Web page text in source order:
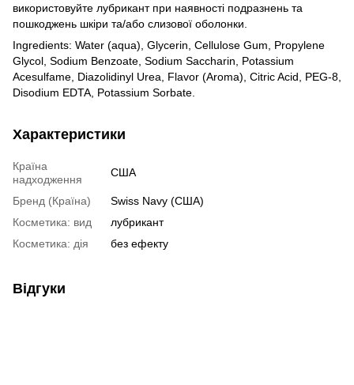
використовуйте лубрикант при наявності подразнень та
пошкоджень шкіри та/або слизової оболонки.
Ingredients: Water (aqua), Glycerin, Cellulose Gum, Propylene
Glycol, Sodium Benzoate, Sodium Saccharin, Potassium
Acesulfame, Diazolidinyl Urea, Flavor (Aroma), Citric Acid, PEG-8,
Disodium EDTA, Potassium Sorbate.
Характеристики
Країна
надходження
США
Бренд (Країна)
Swiss Navy (США)
Косметика: вид
лубрикант
Косметика: дія
без ефекту
Відгуки